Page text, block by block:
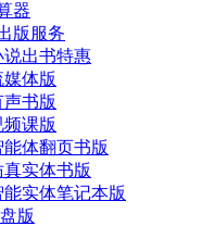
器
版服务
说出书特惠
媒体版
声书版
频课版
能体翻页书版
真实体书版
能实体笔记本版
版